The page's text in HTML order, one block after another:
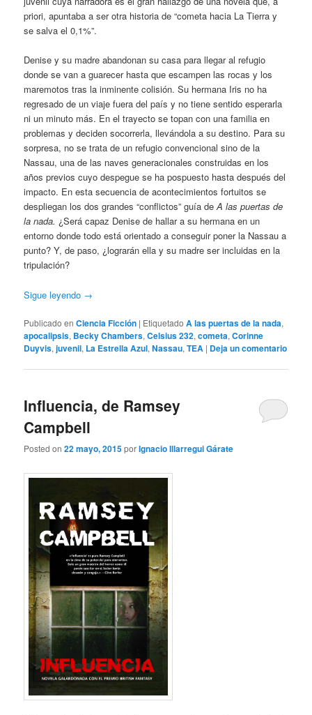
priori, apuntaba a ser otra historia de “cometa hacia La Tierra y
se salva el 0,1%”.
Denise y su madre abandonan su casa para llegar al refugio
donde se van a guarecer hasta que escampen las rocas y los
maremotos tras la inminente colisión. Su hermana Iris no ha
regresado de un viaje fuera del país y no tiene sentido esperarla
ni un minuto más. En el trayecto se topan con una familia en
problemas y deciden socorrerla, llevándola a su destino. Para su
sorpresa, no se trata de un refugio convencional sino de la
Nassau, una de las naves generacionales construidas en los
años previos cuyo despegue se ha pospuesto hasta después del
impacto. En esta secuencia de acontecimientos fortuitos se
despliegan los dos grandes “conflictos” guía deA las puertas de
la nada. ¿Será capaz Denise de hallar a su hermana en un
entorno donde todo está orientado a conseguir poner la Nassau a
punto? Y, de paso, ¿lograrán ella y su madre ser incluidas en la
tripulación?
Sigue leyendo →
Publicado en Ciencia Ficción | Etiquetado A las puertas de la nada,
apocalipsis, Becky Chambers,Celsius 232,cometa,Corinne
Duyvis,juvenil, La Estrella Azul,Nassau,TEA | Deja un comentario
Influencia, de Ramsey
Campbell
Posted on22 mayo, 2015porIgnacio Illarregui Gárate